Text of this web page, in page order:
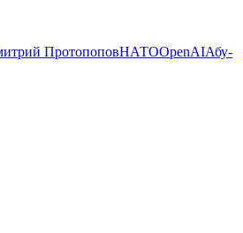
ПротопоповНАТОOpenAIАбу-